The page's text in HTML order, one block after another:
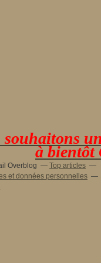
souhaitons
à bientôt
Overblog
Top articles
et données personnelles